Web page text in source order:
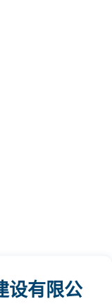
设有限公